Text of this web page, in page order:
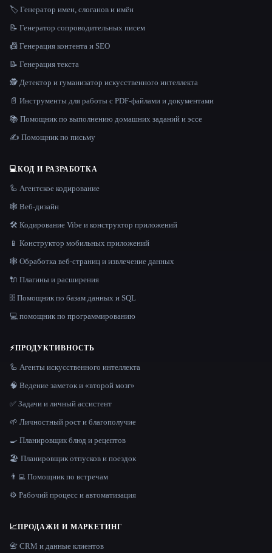
🏷️ Генератор имен, слоганов и имён
📝 Генератор сопроводительных писем
📠 Генерация контента и SEO
📝 Генерация текста
🕵️ Детектор и гуманизатор искусственного интеллекта
📄 Инструменты для работы с PDF-файлами и документами
📚 Помощник по выполнению домашних заданий и эссе
✍️ Помощник по письму
💻КОД И РАЗРАБОТКА
🦾 Агентское кодирование
🕸 Веб-дизайн
🛠️ Кодирование Vibe и конструктор приложений
📱 Конструктор мобильных приложений
🕸️ Обработка веб-страниц и извлечение данных
🔌 Плагины и расширения
🗄️ Помощник по базам данных и SQL
💻 помощник по программированию
⚡ПРОДУКТИВНОСТЬ
🦾 Агенты искусственного интеллекта
🧠 Ведение заметок и «второй мозг»
✅ Задачи и личный ассистент
🌱 Личностный рост и благополучие
🍳 Планировщик блюд и рецептов
🏖 Планировщик отпусков и поездок
👨‍💻 Помощник по встречам
⚙️ Рабочий процесс и автоматизация
📈ПРОДАЖИ И МАРКЕТИНГ
📇 CRM и данные клиентов